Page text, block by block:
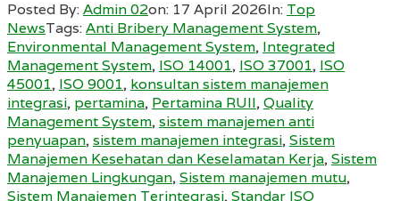
Posted By:Admin 02on: 17 April 2026In: Top
NewsTags:Anti Bribery Management System,
Environmental Management System, Integrated
Management System, ISO 14001, ISO 37001, ISO
45001, ISO 9001, konsultan sistem manajemen
integrasi, pertamina, Pertamina RUII,Quality
Management System,sistem manajemen anti
penyuapan,sistem manajemen integrasi,Sistem
Manajemen Kesehatan dan Keselamatan Kerja,Sistem
Manajemen Lingkungan,Sistem manajemen mutu,
Sistem Manajemen Terintegrasi,Standar ISO